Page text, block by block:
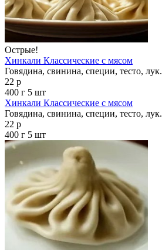
Острые!
Хинкали Классические с мясом
Говядина, свинина, специи, тесто, лук.
22 р
400 г 5 шт
Хинкали Классические с мясом
Говядина, свинина, специи, тесто, лук.
22 р
400 г 5 шт